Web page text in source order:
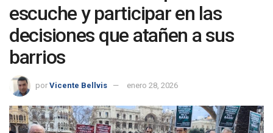
escuche y participar en las
decisiones que atañen a sus
barrios
por Vicente Bellvis enero 28, 2026